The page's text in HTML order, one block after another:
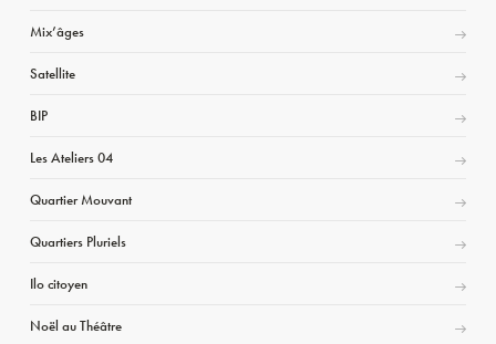
Mix’âges
Satellite
BIP
Les Ateliers 04
Quartier Mouvant
Quartiers Pluriels
Ilo citoyen
Noël au Théâtre